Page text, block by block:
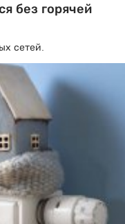
без горячей
сетей.